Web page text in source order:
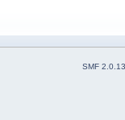
SMF 2.0.13